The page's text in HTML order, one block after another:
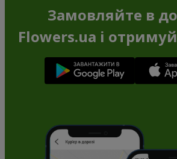
Замовляйте в
Flowers.ua і